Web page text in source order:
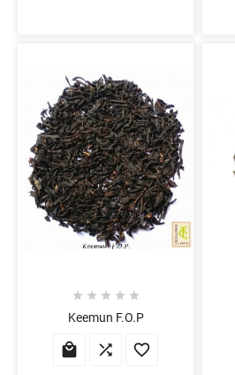
    
Keemun F.O.P
  